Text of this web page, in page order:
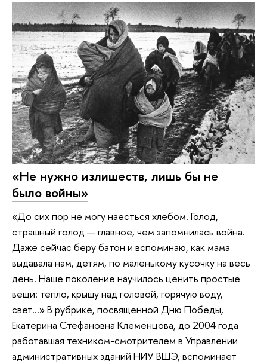
«Не нужно излишеств, лишь бы не
было войны»
«До сих пор не могу наесться хлебом. Голод,
страшный голод — главное, чем запомнилась война.
Даже сейчас беру батон и вспоминаю, как мама
выдавала нам, детям, по маленькому кусочку на весь
день. Наше поколение научилось ценить простые
вещи: тепло, крышу над головой, горячую воду,
свет…» В рубрике, посвященной Дню Победы,
Екатерина Стефановна Клеменцова, до 2004 года
работавшая техником-смотрителем в Управлении
административных зданий НИУ ВШЭ, вспоминает